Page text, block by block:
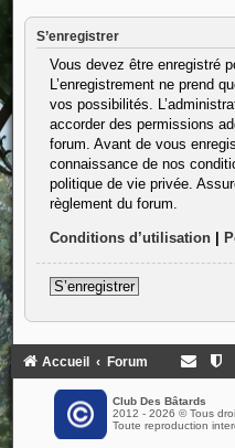
S’enregistrer
Vous devez être enregistré
L’enregistrement ne prend
vos possibilités.
accorder des permissions
forum. Avant de vous
connaissance de nos
politique de vie privée.
règlement du forum.
Conditions d’utilisation|
S’enregistrer
Accueil Forum
Club Des Bâtards
2012 - 2026 © Tous
Toute reproduction